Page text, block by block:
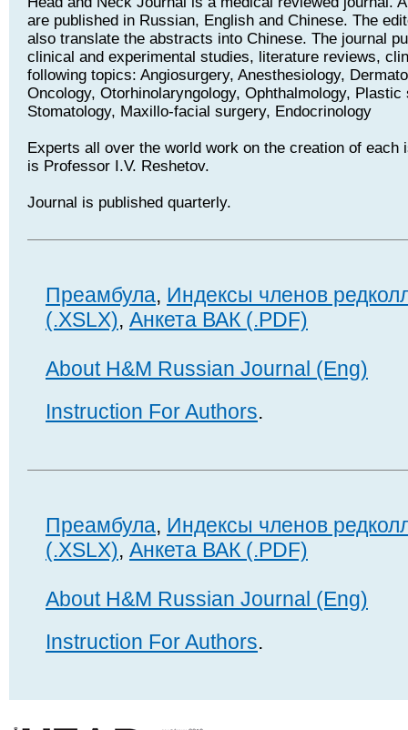
are published in Russian, English and Chinese. The
also translate the abstracts into Chinese. The journal
clinical and experimental studies, literature reviews,
following topics: Angiosurgery, Anesthesiology,
Oncology, Otorhinolaryngology, Ophthalmology, Plastic
Stomatology, Maxillo-facial surgery, Endocrinology
Experts all over the world work on the creation of each
is Professor I.V. Reshetov.
Journal is published quarterly.
Преамбула, Индексы членов
(.XSLX), Анкета ВАК (.PDF)
About H&M Russian Journal (Eng)
Instruction For Authors.
Преамбула, Индексы членов
(.XSLX), Анкета ВАК (.PDF)
About H&M Russian Journal (Eng)
Instruction For Authors.